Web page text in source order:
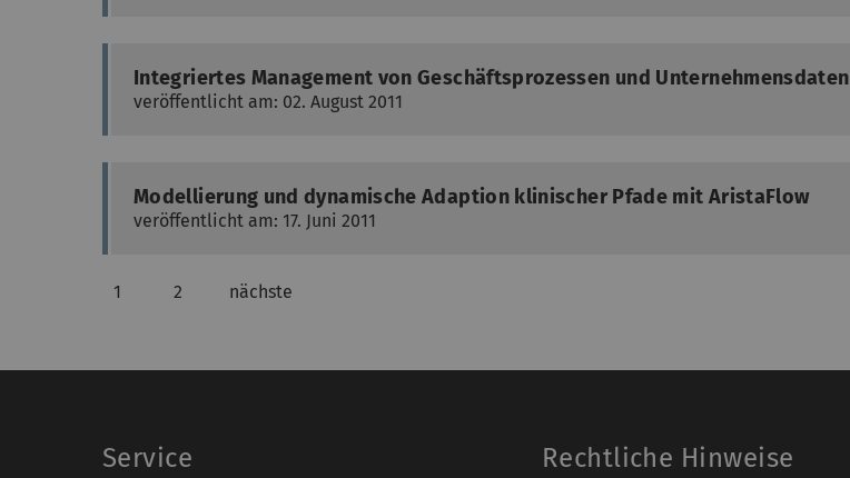
Integriertes Management von Geschäftsprozessen und Unternehmensdaten
veröffentlicht am: 02. August 2011
Modellierung und dynamische Adaption klinischer Pfade mit AristaFlow
veröffentlicht am: 17. Juni 2011
1 2 nächste
Service Rechtliche Hinweise